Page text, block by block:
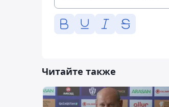
Читайте также